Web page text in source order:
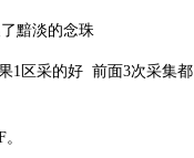
黯淡的念珠
1区采的好 前面3次采集都